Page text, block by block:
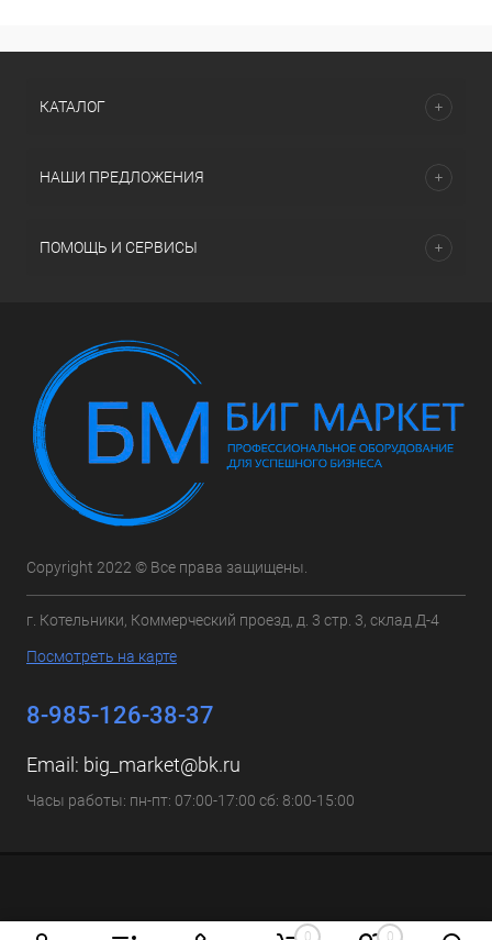
КАТАЛОГ
НАШИ ПРЕДЛОЖЕНИЯ
ПОМОЩЬ И СЕРВИСЫ
Copyright 2022 © Все права защищены.
г. Котельники, Коммерческий проезд, д. 3 стр. 3, склад Д-4
Посмотреть на карте
8-985-126-38-37
Email: big_market@bk.ru
Часы работы: пн-пт: 07:00-17:00 сб: 8:00-15:00
0 0